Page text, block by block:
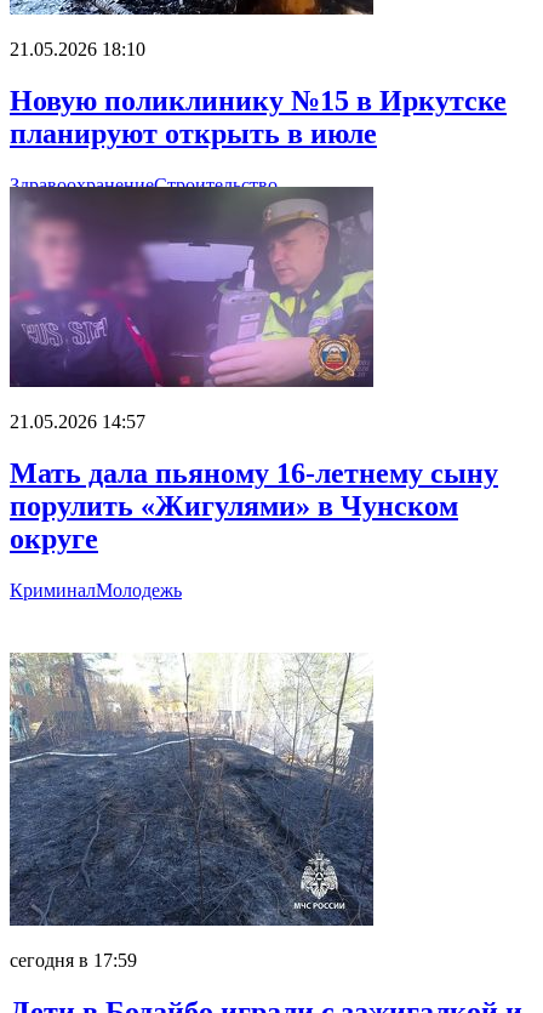
21.05.2026 18:10
Новую поликлинику №15 в Иркутске
планируют открыть в июле
ЗдравоохранениеСтроительство
21.05.2026 14:57
Мать дала пьяному 16-летнему сыну
порулить «Жигулями» в Чунском
округе
КриминалМолодежь
сегодня в 17:59